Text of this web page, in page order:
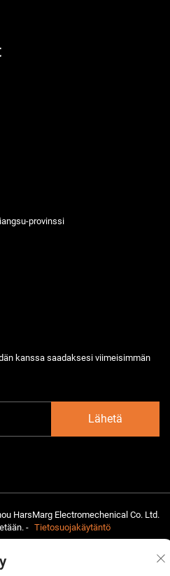
provinssi
kanssa saadaksesi viimeisimmän
Lähetä
HarsMarg Electromechenical Co. Ltd.
- Tietosuojakäytäntö